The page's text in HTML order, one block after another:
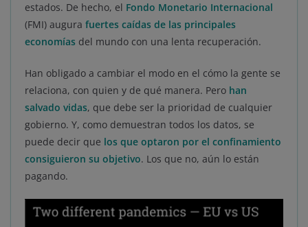
estados. De hecho, el Fondo Monetario Internacional
(FMI) augura fuertes caídas de las principales
economías del mundo con una lenta recuperación.
Han obligado a cambiar el modo en el cómo la gente se
relaciona, con quien y de qué manera. Pero han
salvado vidas, que debe ser la prioridad de cualquier
gobierno. Y, como demuestran todos los datos, se
puede decir que los que optaron por el confinamiento
consiguieron su objetivo. Los que no, aún lo están
pagando.